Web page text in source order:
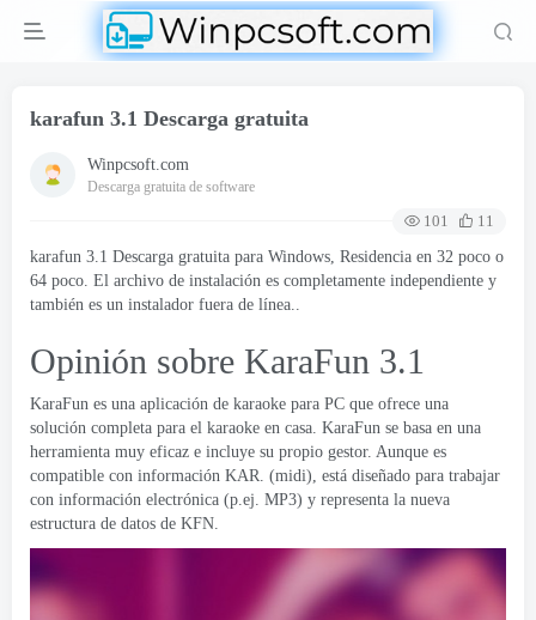
karafun 3.1 Descarga gratuita
Winpcsoft.com
Descarga gratuita de software
101
11
karafun 3.1 Descarga gratuita para Windows, Residencia en 32 poco o
64 poco. El archivo de instalación es completamente independiente y
también es un instalador fuera de línea..
Opinión sobre KaraFun 3.1
KaraFun es una aplicación de karaoke para PC que ofrece una
solución completa para el karaoke en casa. KaraFun se basa en una
herramienta muy eficaz e incluye su propio gestor. Aunque es
compatible con información KAR. (midi), está diseñado para trabajar
con información electrónica (p.ej. MP3) y representa la nueva
estructura de datos de KFN.